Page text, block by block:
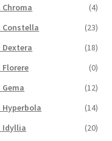
(4)
Constella
(23)
(18)
(0)
(12)
(14)
Idyllia
(20)